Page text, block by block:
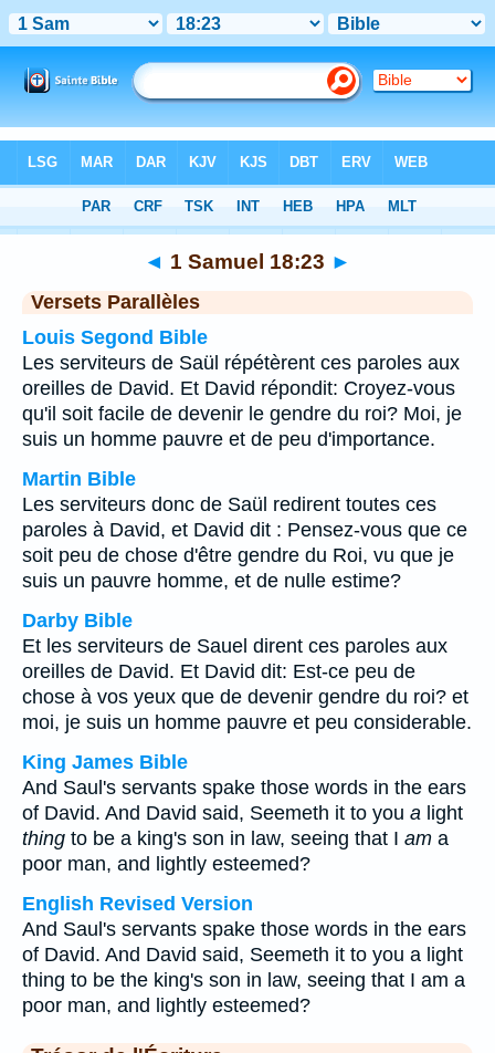
Chapitre 18 > Verset 23
◄ 1 Samuel 18:23 ►
Versets Parallèles
Louis Segond Bible
Les serviteurs de Saül répétèrent ces paroles aux
oreilles de David. Et David répondit: Croyez-vous
qu'il soit facile de devenir le gendre du roi? Moi, je
suis un homme pauvre et de peu d'importance.
Martin Bible
Les serviteurs donc de Saül redirent toutes ces
paroles à David, et David dit : Pensez-vous que ce
soit peu de chose d'être gendre du Roi, vu que je
suis un pauvre homme, et de nulle estime?
Darby Bible
Et les serviteurs de Sauel dirent ces paroles aux
oreilles de David. Et David dit: Est-ce peu de
chose à vos yeux que de devenir gendre du roi? et
moi, je suis un homme pauvre et peu considerable.
King James Bible
And Saul's servants spake those words in the ears
of David. And David said, Seemeth it to you a light
thing to be a king's son in law, seeing that I am a
poor man, and lightly esteemed?
English Revised Version
And Saul's servants spake those words in the ears
of David. And David said, Seemeth it to you a light
thing to be the king's son in law, seeing that I am a
poor man, and lightly esteemed?